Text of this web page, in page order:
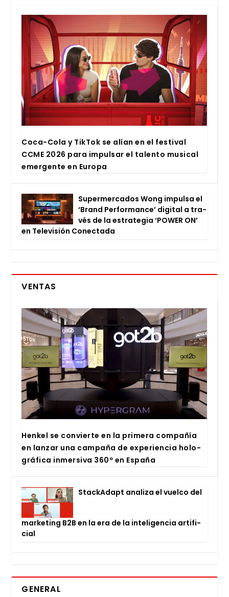
Coca-Cola y Tik­Tok se alían en el fes­ti­val
CCME 2026 para impul­sar el talen­to musi­cal
emer­gen­te en Euro­pa
Super­mer­ca­dos Wong impul­sa el
‘Brand Per­for­man­ce’ digi­tal a tra­
vés de la estra­te­gia ‘POWER ON’
en Tele­vi­sión Conec­ta­da
VENTAS
Hen­kel se con­vier­te en la pri­me­ra com­pa­ñía
en lan­zar una cam­pa­ña de expe­rien­cia holo­
grá­fi­ca inmer­si­va 360º en Espa­ña
Stac­kA­dapt ana­li­za el vuel­co del
mar­ke­ting B2B en la era de la inte­li­gen­cia arti­fi­
cial
GENERAL